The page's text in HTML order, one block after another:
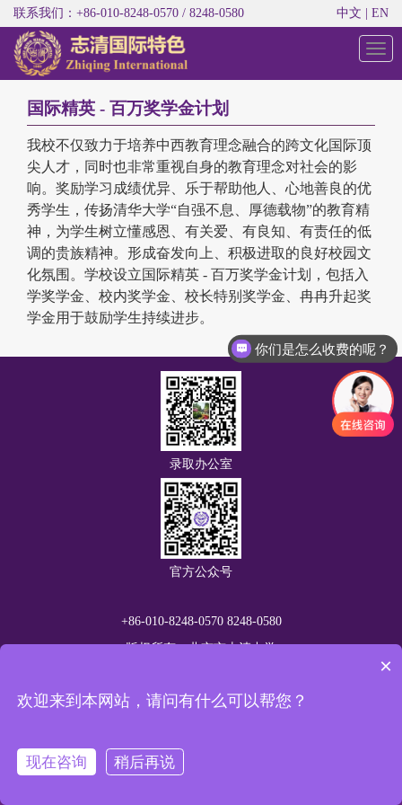
联系我们：+86-010-8248-0570 / 8248-0580 中文 EN
切
国际精英 - 百万奖学金计划
我校不仅致力于培养中西教育理念融合的跨文化国际顶
尖人才，同时也非常重视自身的教育理念对社会的影
响。奖励学习成绩优异、乐于帮助他人、心地善良的优
秀学生，传扬清华大学“自强不息、厚德载物”的教育精
神，为学生树立懂感恩、有关爱、有良知、有责任的低
调的贵族精神。形成奋发向上、积极进取的良好校园文
化氛围。学校设立国际精英 - 百万奖学金计划，包括入
学奖学金、校内奖学金、校长特别奖学金、冉冉升起奖
学金用于鼓励学生持续进步。
录取办公室
官方公众号
+86-010-8248-0570 8248-0580
版权所有：北京市志清中学
京ICP备19059954号-3
你们是怎么收费的呢？
×
欢迎来到本网站，请问有什么可以帮您？
现在咨询 稍后再说